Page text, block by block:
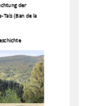
htung der
-Tals (Ban de la
schichte